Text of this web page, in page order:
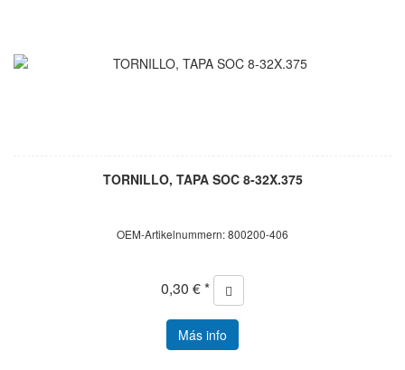
TORNILLO, TAPA SOC 8-32X.375
OEM-Artikelnummern: 800200-406
0,30 € *
Más info